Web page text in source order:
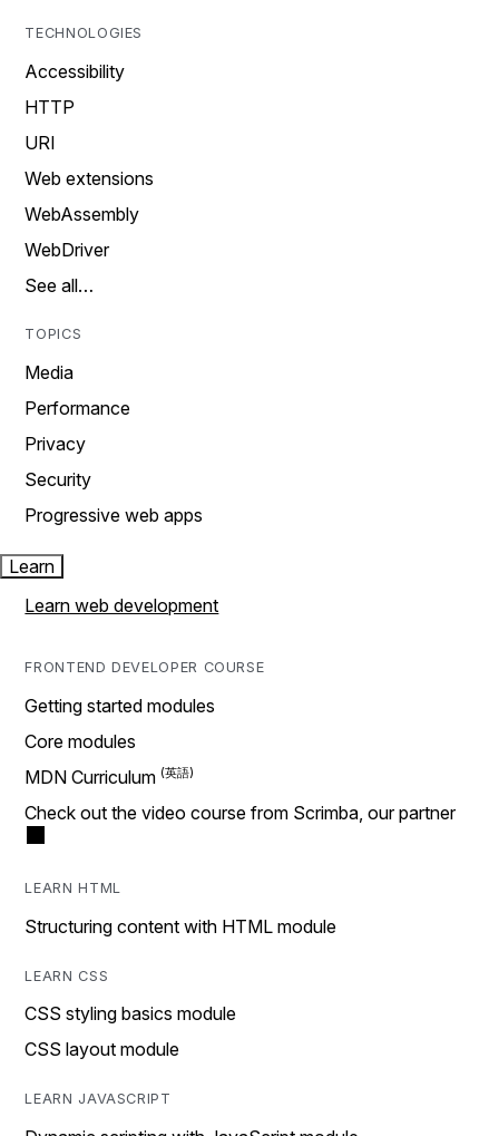
TECHNOLOGIES
Accessibility
HTTP
URI
Web extensions
WebAssembly
WebDriver
See all…
TOPICS
Media
Performance
Privacy
Security
Progressive web apps
Learn
Learn web development
FRONTEND DEVELOPER COURSE
Getting started modules
Core modules
MDN Curriculum
Check out the video course from Scrimba, our partner
LEARN HTML
Structuring content with HTML module
LEARN CSS
CSS styling basics module
CSS layout module
LEARN JAVASCRIPT